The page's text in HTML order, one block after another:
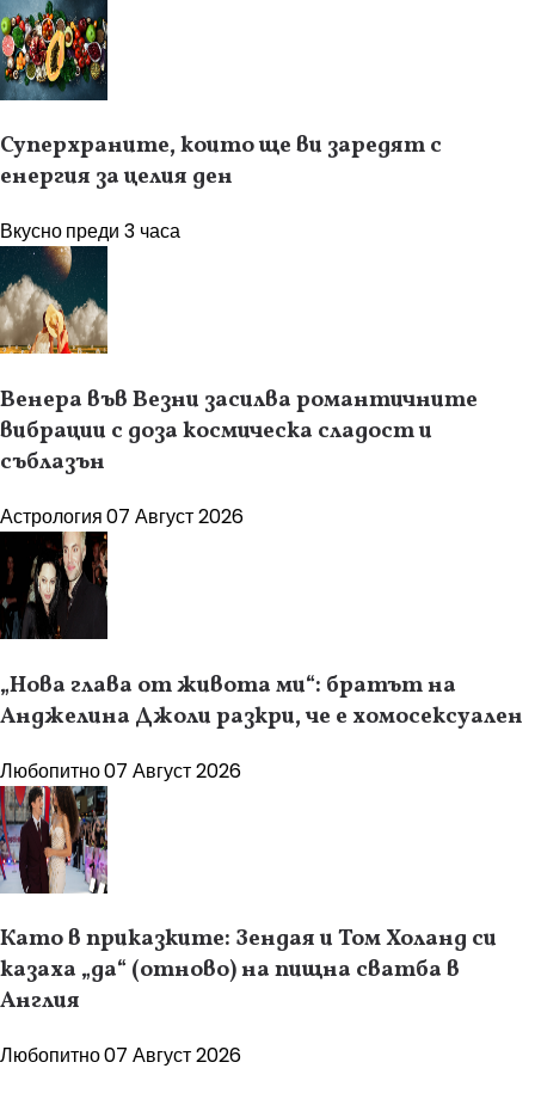
Суперхраните, които ще ви заредят с
енергия за целия ден
Вкуснопреди 3 часа
Венера във Везни засилва романтичните
вибрации с доза космическа сладост и
съблазън
Астрология07 Август 2026
„Нова глава от живота ми“: братът на
Анджелина Джоли разкри, че е хомосексуален
Любопитно07 Август 2026
Като в приказките: Зендая и Том Холанд си
казаха „да“ (отново) на пищна сватба в
Англия
Любопитно07 Август 2026